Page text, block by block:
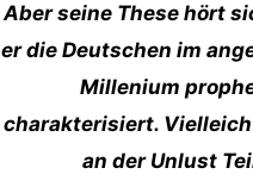
Aber seine These hört
er die Deutschen im
Millenium
charakterisiert.
an der Unlust